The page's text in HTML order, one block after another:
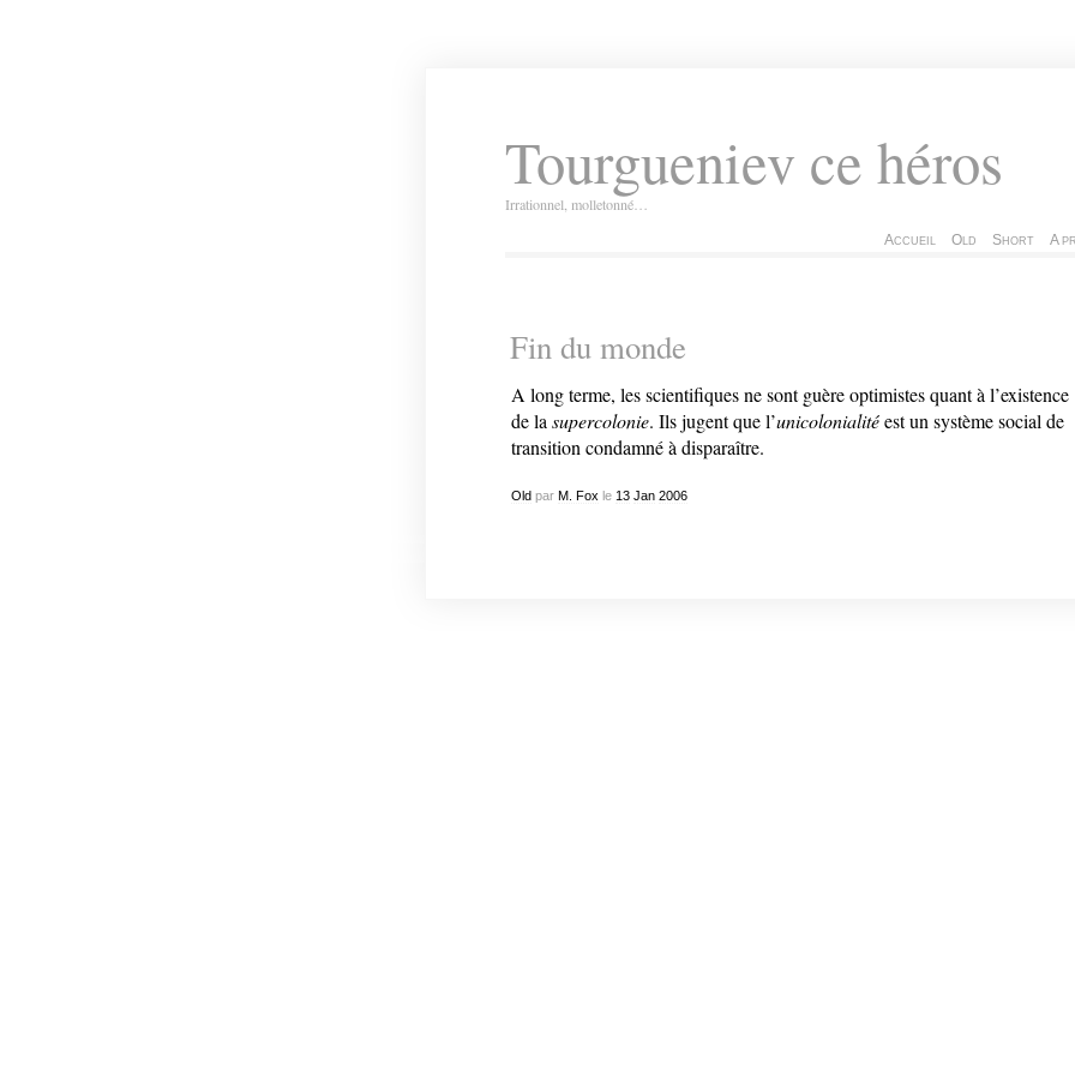
Tourgueniev ce héros
Irrationnel, molletonné…
Accueil Old Short A
Fin du monde
A long terme, les scientifiques ne sont guère optimistes quant à l’existence
de lasupercolonie. Ils jugent que l’unicolonialitéest un système social de
transition condamné à disparaître.
Oldpar M. Fox le 13 Jan 2006